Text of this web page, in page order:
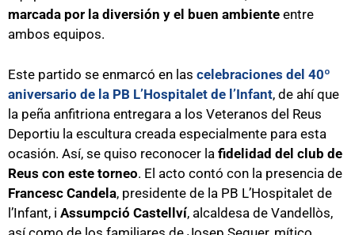
marcada por la diversión y el buen ambiente entre
ambos equipos.
Este partido se enmarcó en las celebraciones del 40º
aniversario de la PB L’Hospitalet de l’Infant, de ahí que
la peña anfitriona entregara a los Veteranos del Reus
Deportiu la escultura creada especialmente para esta
ocasión. Así, se quiso reconocer la fidelidad del club de
Reus con este torneo. El acto contó con la presencia de
Francesc Candela, presidente de la PB L’Hospitalet de
l’Infant, i Assumpció Castellví, alcaldesa de Vandellòs,